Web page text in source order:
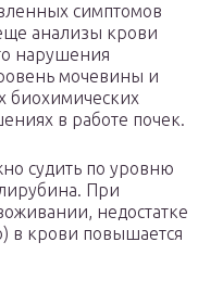
симптомов
анализы крови
нарушения
мочевины и
биохимических
в работе почек.
судить по уровню
При
недостатке
в крови повышается